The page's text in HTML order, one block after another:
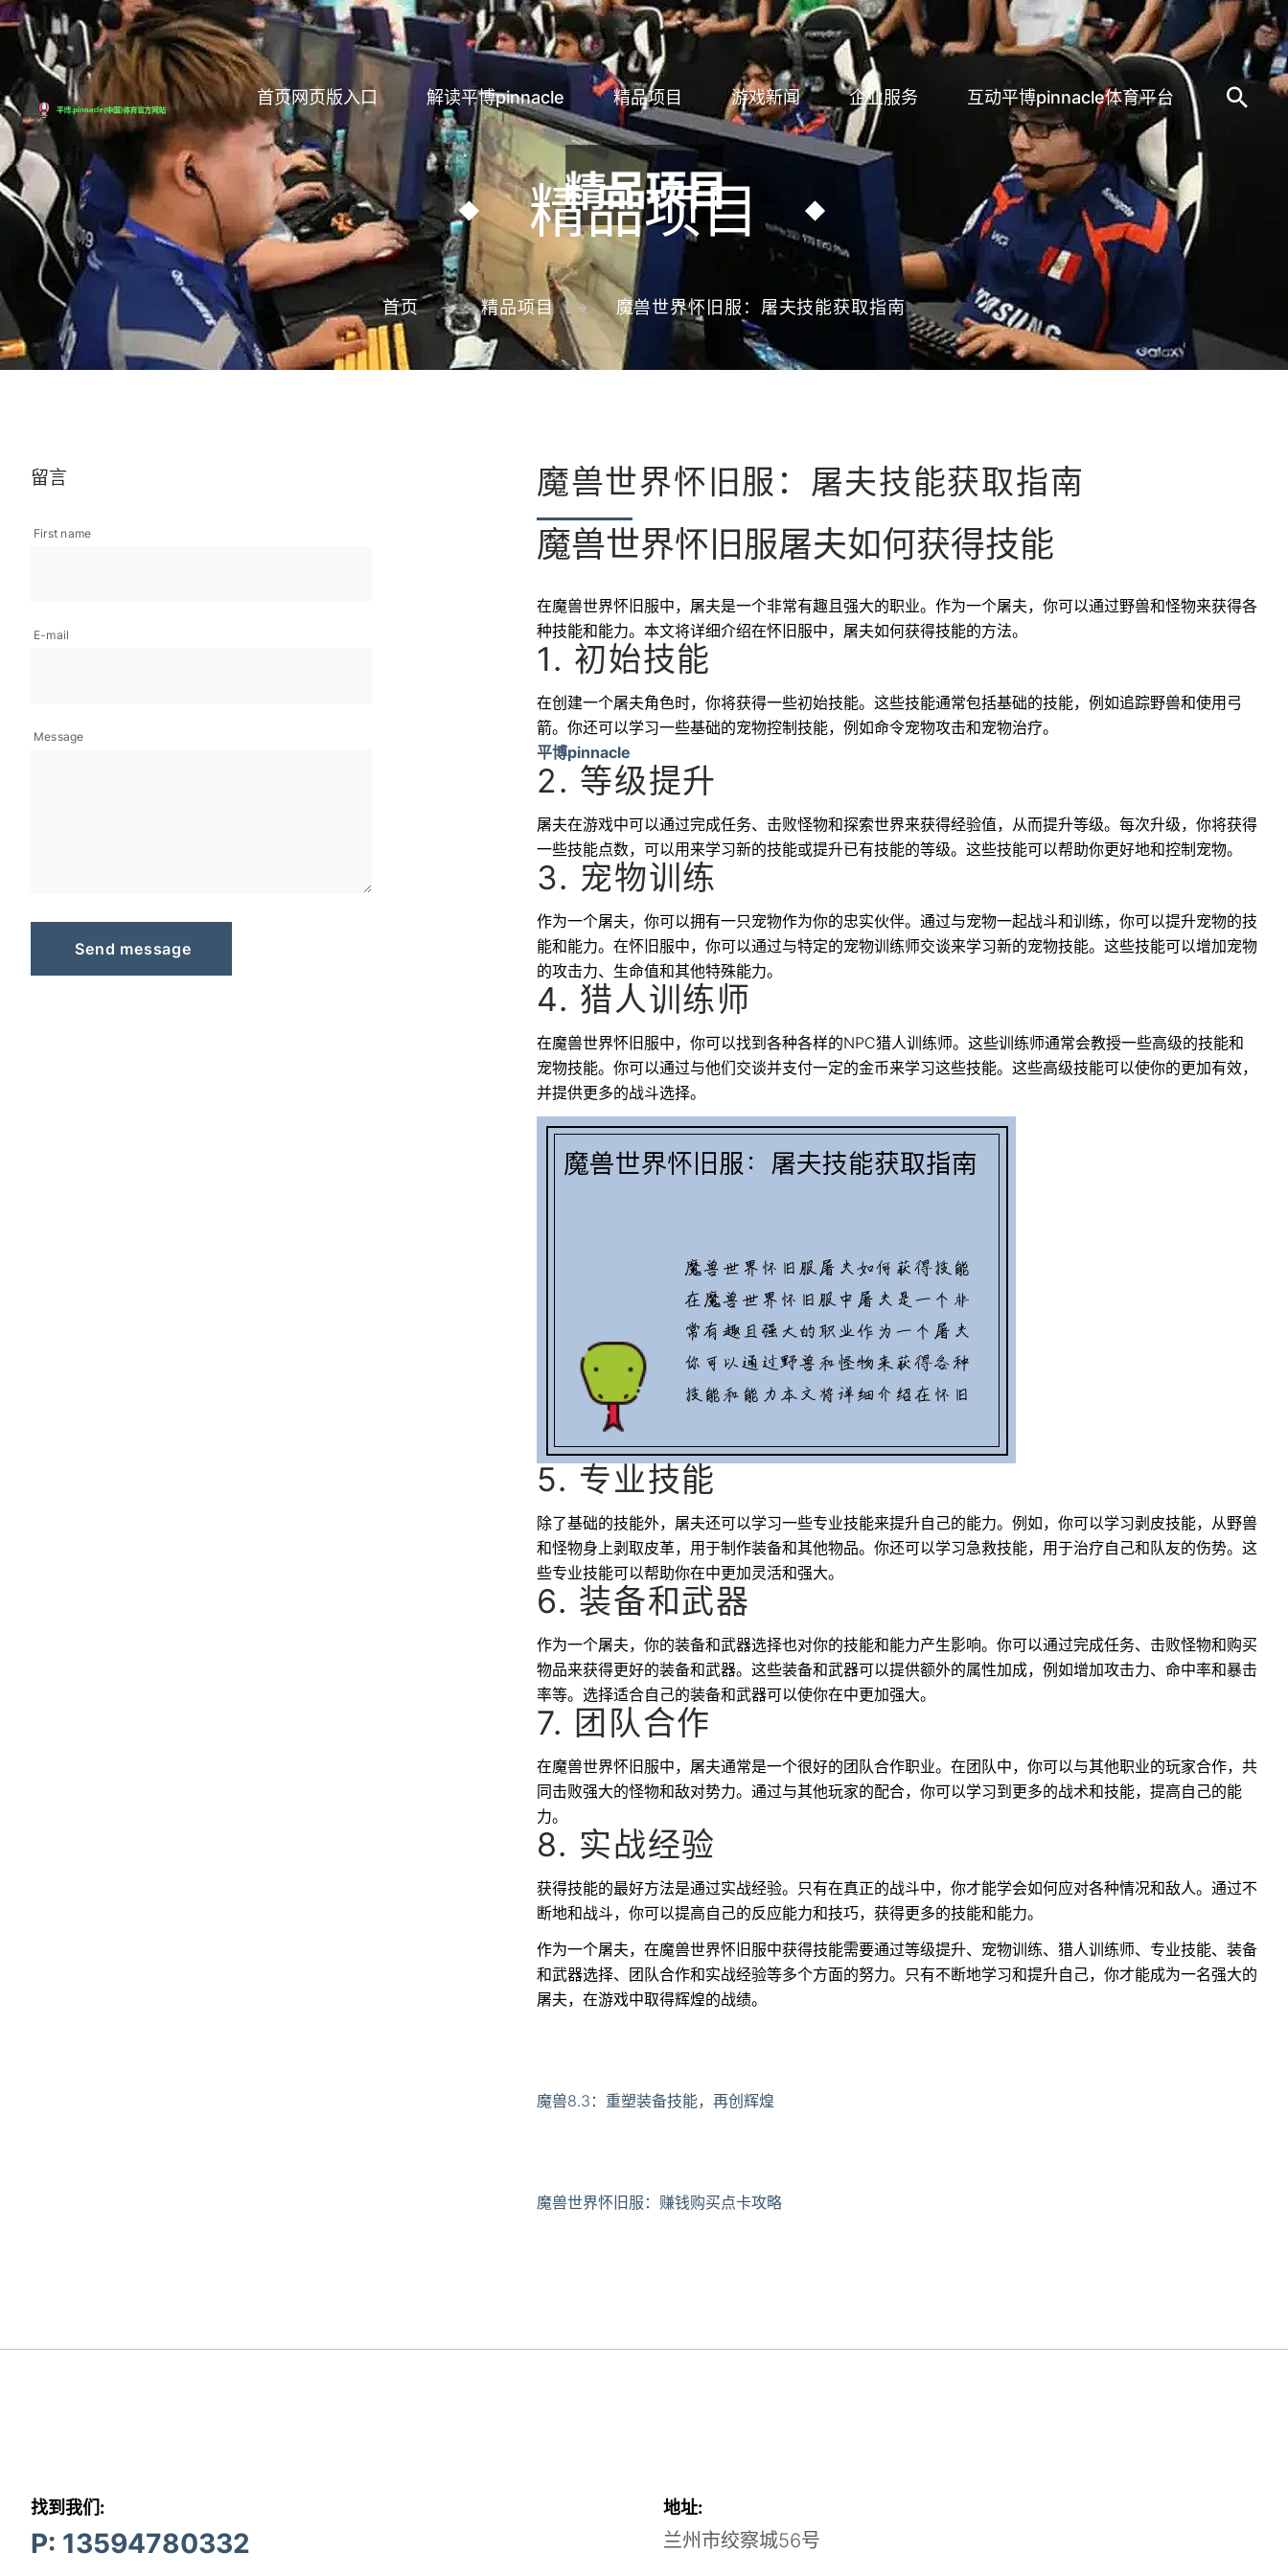
首页网页版入口 解读平博pinnacle 精品项目 游戏新闻 企业服务 互动平博pinnacle体育平台
精品项目
首页 精品项目 魔兽世界怀旧服：屠夫技能获取指南
留言
First name
E-mail
Message
S d
Send message
魔兽世界怀旧服：屠夫技能获取指南
魔兽世界怀旧服屠夫如何获得技能
在魔兽世界怀旧服中，屠夫是一个非常有趣且强大的职业。作为一个屠夫，你可以通过野兽和怪物来获得各
种技能和能力。本文将详细介绍在怀旧服中，屠夫如何获得技能的方法。
1. 初始技能
在创建一个屠夫角色时，你将获得一些初始技能。这些技能通常包括基础的技能，例如追踪野兽和使用弓
箭。你还可以学习一些基础的宠物控制技能，例如命令宠物攻击和宠物治疗。
平博pinnacle
2. 等级提升
屠夫在游戏中可以通过完成任务、击败怪物和探索世界来获得经验值，从而提升等级。每次升级，你将获得
一些技能点数，可以用来学习新的技能或提升已有技能的等级。这些技能可以帮助你更好地和控制宠物。
3. 宠物训练
作为一个屠夫，你可以拥有一只宠物作为你的忠实伙伴。通过与宠物一起战斗和训练，你可以提升宠物的技
能和能力。在怀旧服中，你可以通过与特定的宠物训练师交谈来学习新的宠物技能。这些技能可以增加宠物
的攻击力、生命值和其他特殊能力。
4. 猎人训练师
在魔兽世界怀旧服中，你可以找到各种各样的NPC猎人训练师。这些训练师通常会教授一些高级的技能和
宠物技能。你可以通过与他们交谈并支付一定的金币来学习这些技能。这些高级技能可以使你的更加有效，
并提供更多的战斗选择。
5. 专业技能
除了基础的技能外，屠夫还可以学习一些专业技能来提升自己的能力。例如，你可以学习剥皮技能，从野兽
和怪物身上剥取皮革，用于制作装备和其他物品。你还可以学习急救技能，用于治疗自己和队友的伤势。这
些专业技能可以帮助你在中更加灵活和强大。
6. 装备和武器
作为一个屠夫，你的装备和武器选择也对你的技能和能力产生影响。你可以通过完成任务、击败怪物和购买
物品来获得更好的装备和武器。这些装备和武器可以提供额外的属性加成，例如增加攻击力、命中率和暴击
率等。选择适合自己的装备和武器可以使你在中更加强大。
7. 团队合作
在魔兽世界怀旧服中，屠夫通常是一个很好的团队合作职业。在团队中，你可以与其他职业的玩家合作，共
同击败强大的怪物和敌对势力。通过与其他玩家的配合，你可以学习到更多的战术和技能，提高自己的能
力。
8. 实战经验
获得技能的最好方法是通过实战经验。只有在真正的战斗中，你才能学会如何应对各种情况和敌人。通过不
断地和战斗，你可以提高自己的反应能力和技巧，获得更多的技能和能力。
作为一个屠夫，在魔兽世界怀旧服中获得技能需要通过等级提升、宠物训练、猎人训练师、专业技能、装备
和武器选择、团队合作和实战经验等多个方面的努力。只有不断地学习和提升自己，你才能成为一名强大的
屠夫，在游戏中取得辉煌的战绩。
魔兽8.3：重塑装备技能，再创辉煌
魔兽世界怀旧服：赚钱购买点卡攻略
找到我们:
P: 13594780332
地址:
兰州市绞察城56号